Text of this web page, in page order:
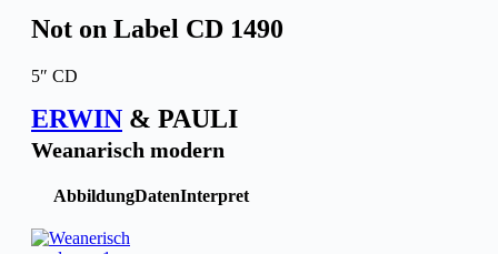
Not on Label CD 1490
5″ CD
ERWIN & PAULI
Weanarisch modern
AbbildungDatenInterpret